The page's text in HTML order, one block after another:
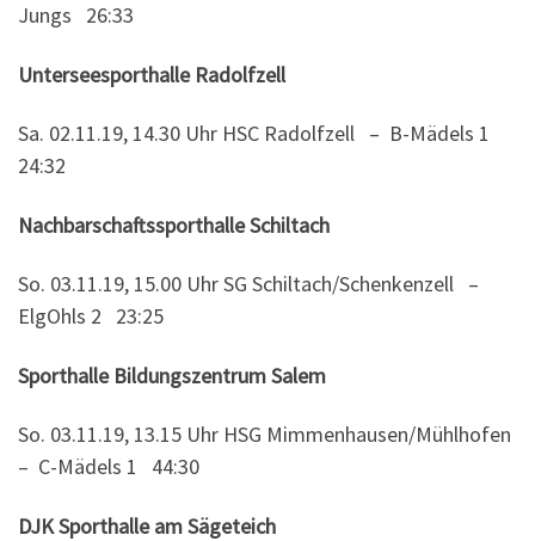
Jungs 26:33
Unterseesporthalle Radolfzell
Sa. 02.11.19, 14.30 Uhr HSC Radolfzell – B-Mädels 1
24:32
Nachbarschaftssporthalle Schiltach
So. 03.11.19, 15.00 Uhr SG Schiltach/Schenkenzell –
ElgOhls 2 23:25
Sporthalle Bildungszentrum Salem
So. 03.11.19, 13.15 Uhr HSG Mimmenhausen/Mühlhofen
– C-Mädels 1 44:30
DJK Sporthalle am Sägeteich